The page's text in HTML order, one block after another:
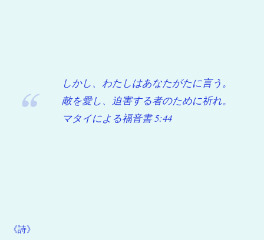
しかし、わたしはあなたがたに言う。
敵を愛し、迫害する者のために祈れ。
マタイによる福音書 5:44
《詩》